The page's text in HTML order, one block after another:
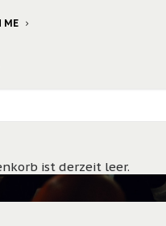
ME
ist derzeit leer.